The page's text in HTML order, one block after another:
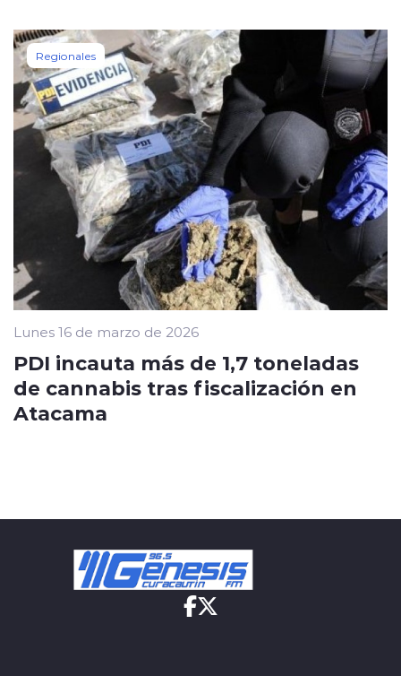
Regionales
Lunes 16 de marzo de 2026
PDI incauta más de 1,7 toneladas
de cannabis tras fiscalización en
Atacama